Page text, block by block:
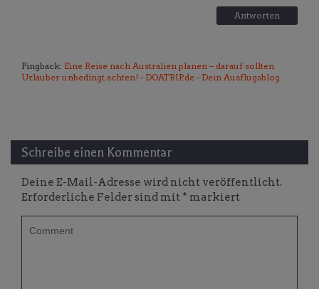
Antworten
Pingback: Eine Reise nach Australien planen – darauf sollten
Urlauber unbedingt achten! - DOATRIP.de - Dein Ausflugsblog
Schreibe einen Kommentar
Deine E-Mail-Adresse wird nicht veröffentlicht.
Erforderliche Felder sind mit * markiert